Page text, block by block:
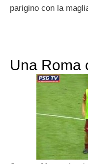
parigino con la
Una Roma